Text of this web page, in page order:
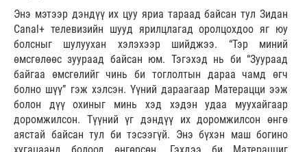
Энэ мэтээр дэндүү их цуу яриа тараад байсан тул Зидан
Canal+ телевизийн шууд ярилцлагад оролцохдоо яг юу
болсныг шулуухан хэлэхээр шийджээ. “Тэр миний
өмсгөлөөс зуураад байсан юм. Тэгэхэд нь би “Зуураад
байгаа өмсгөлийг чинь би тоглолтын дараа чамд өгч
болно шүү” гэж хэлсэн. Үүний дараагаар Матерацци ээж
болон дүү охиныг минь хэд хэдэн удаа муухайгаар
доромжилсон. Түүний үг дэндүү их доромжилсон өнгө
аястай байсан тул би тэсээгүй. Энэ бүхэн маш богино